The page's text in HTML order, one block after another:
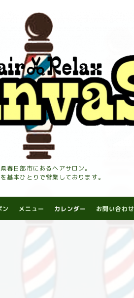
春日部市にあるヘアサロン。
基本ひとりで営業しております。
ン メニュー カレンダー お問い合わせ